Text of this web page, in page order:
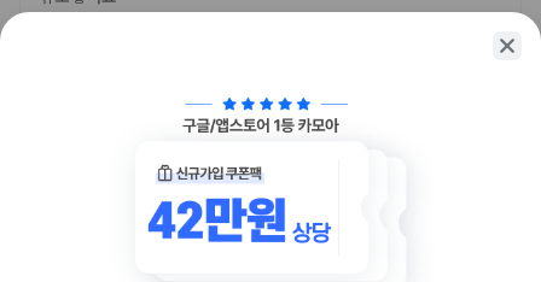
요이불 세트 요금: 1일 기준 KRW 10000
금액일 수 있으며 변경될 수 있습니다.
현장 결제 유형 및 수단
함께 가는 친구에게 정보를 공유해보세요
카카오톡 링크복사